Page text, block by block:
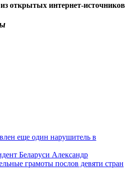
открытых интернет-источников
еще один нарушитель в
Беларуси Александр
грамоты послов девяти стран